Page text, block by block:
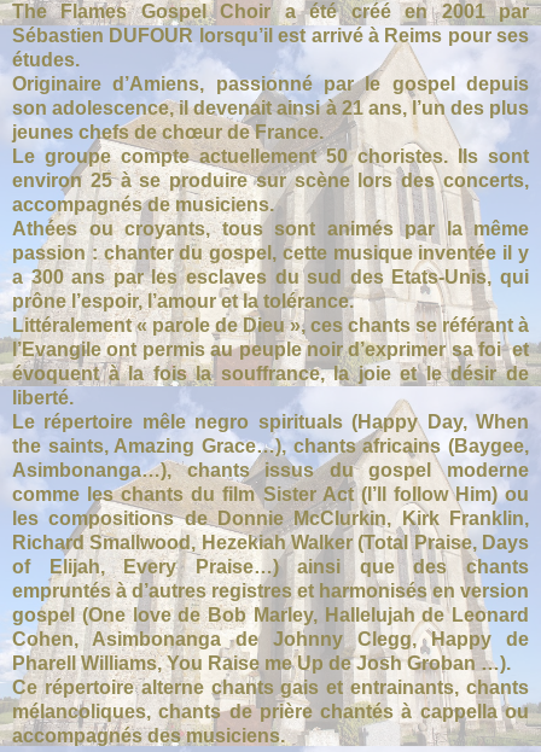
The Flames Gospel Choir a été créé en 2001 par
Sébastien DUFOUR lorsqu’il est arrivé à Reims pour ses
études.
Originaire d’Amiens, passionné par le gospel depuis
son adolescence, il devenait ainsi à 21 ans, l’un des plus
jeunes chefs de chœur de France.
Le groupe compte actuellement 50 choristes. Ils sont
environ 25 à se produire sur scène lors des concerts,
accompagnés de musiciens.
Athées ou croyants, tous sont animés par la même
passion : chanter du gospel, cette musique inventée il y
a 300 ans par les esclaves du sud des Etats-Unis, qui
prône l’espoir, l’amour et la tolérance.
Littéralement « parole de Dieu », ces chants se référant à
l’Evangile ont permis au peuple noir d’exprimer sa foi et
évoquent à la fois la souffrance, la joie et le désir de
liberté.
Le répertoire mêle negro spirituals (Happy Day, When
the saints, Amazing Grace…), chants africains (Baygee,
Asimbonanga…), chants issus du gospel moderne
comme les chants du film Sister Act (I’ll follow Him) ou
les compositions de Donnie McClurkin, Kirk Franklin,
Richard Smallwood, Hezekiah Walker (Total Praise, Days
of Elijah, Every Praise…) ainsi que des chants
empruntés à d’autres registres et harmonisés en version
gospel(One love de Bob Marley, Hallelujah de Leonard
Cohen, Asimbonanga de Johnny Clegg, Happy de
Pharell Williams, You Raise me Up de Josh Groban …).
Ce répertoire alterne chants gais et entrainants, chants
mélancoliques, chants de prière chantés à cappella ou
accompagnés des musiciens.